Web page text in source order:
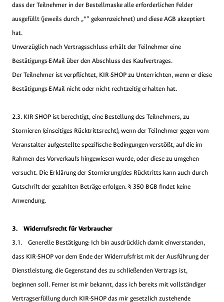
dass der Teilnehmer in der Bestellmaske alle erforderlichen Felder
ausgefüllt (jeweils durch „*“ gekennzeichnet) und diese AGB akzeptiert
hat.
Unverzüglich nach Vertragsschluss erhält der Teilnehmer eine
Bestätigungs-E-Mail über den Abschluss des Kaufvertrages.
Der Teilnehmer ist verpflichtet, KIR-SHOP zu Unterrichten, wenn er diese
Bestätigungs-E-Mail nicht oder nicht rechtzeitig erhalten hat.
2.3. KIR-SHOP ist berechtigt, eine Bestellung des Teilnehmers, zu
Stornieren (einseitiges Rücktrittsrecht), wenn der Teilnehmer gegen vom
Veranstalter aufgestellte spezifische Bedingungen verstößt, auf die im
Rahmen des Vorverkaufs hingewiesen wurde, oder diese zu umgehen
versucht. Die Erklärung der Stornierung/des Rücktritts kann auch durch
Gutschrift der gezahlten Beträge erfolgen. § 350 BGB findet keine
Anwendung.
3. Widerrufsrecht für Verbraucher
3.1. Generelle Bestätigung: Ich bin ausdrücklich damit einverstanden,
dass KIR-SHOP vor dem Ende der Widerrufsfrist mit der Ausführung der
Dienstleistung, die Gegenstand des zu schließenden Vertrags ist,
beginnen soll. Ferner ist mir bekannt, dass ich bereits mit vollständiger
Vertragserfüllung durch KIR-SHOP das mir gesetzlich zustehende